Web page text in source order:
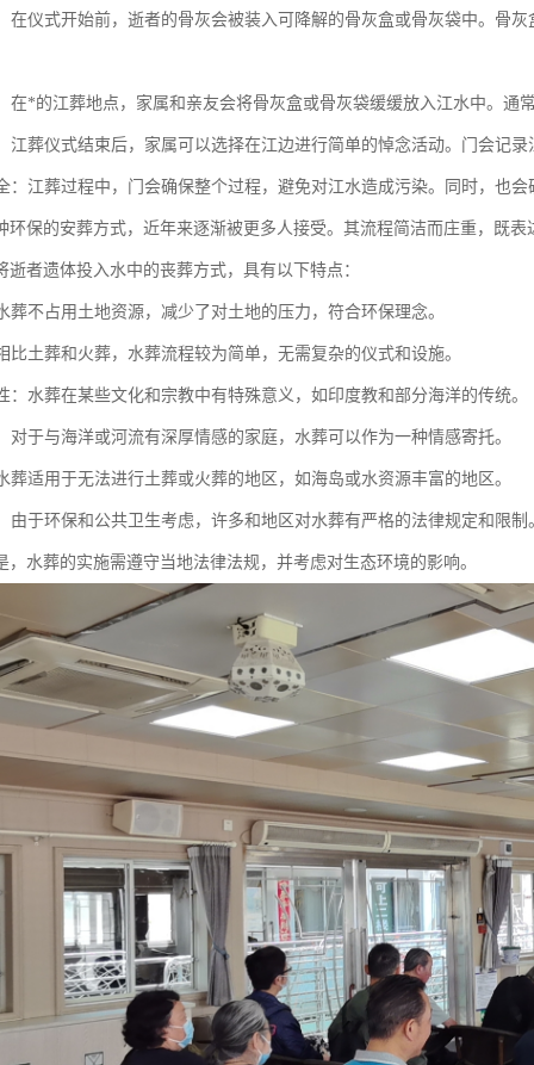
在仪式开始前，逝者的骨灰会被装入可降解的骨灰盒或骨灰袋中。骨
在*的江葬地点，家属和亲友会将骨灰盒或骨灰袋缓缓放入江水中。通
江葬仪式结束后，家属可以选择在江边进行简单的悼念活动。门会记
：江葬过程中，门会确保整个过程，避免对江水造成污染。同时，也
环保的安葬方式，近年来逐渐被更多人接受。其流程简洁而庄重，既
逝者遗体投入水中的丧葬方式，具有以下特点：
葬不占用土地资源，减少了对土地的压力，符合环保理念。
比土葬和火葬，水葬流程较为简单，无需复杂的仪式和设施。
：水葬在某些文化和宗教中有特殊意义，如印度教和部分海洋的传统。
对于与海洋或河流有深厚情感的家庭，水葬可以作为一种情感寄托。
葬适用于无法进行土葬或火葬的地区，如海岛或水资源丰富的地区。
由于环保和公共卫生考虑，许多和地区对水葬有严格的法律规定和限制
，水葬的实施需遵守当地法律法规，并考虑对生态环境的影响。